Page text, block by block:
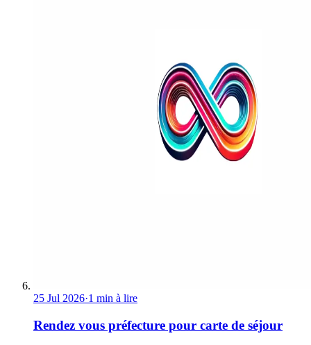
25 Jul 2026·1 min à lire
Rendez vous préfecture pour carte de séjour